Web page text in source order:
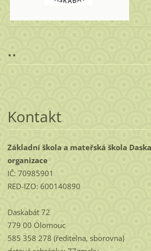
..
Kontakt
Základní škola a mateřská škola
organizace
IČ: 70985901
RED-IZO: 600140890
Daskabát 72
779 00 Olomouc
585 358 278 (ředitelna, sborovna)